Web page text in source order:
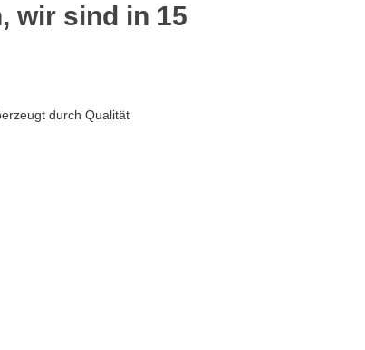
wir sind in 15
durch Qualität